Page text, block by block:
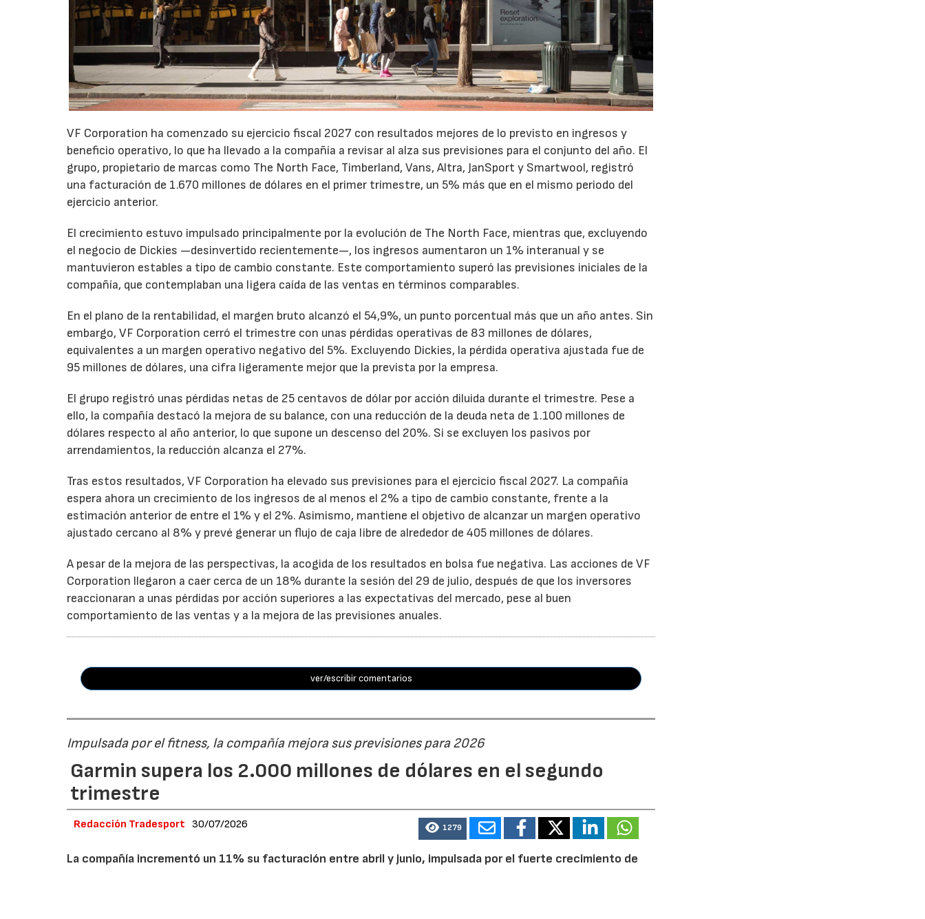
VF Corporation ha comenzado su ejercicio fiscal 2027 con resultados mejores de lo previsto en ingresos y
beneficio operativo, lo que ha llevado a la compañía a revisar al alza sus previsiones para el conjunto del año. El
grupo, propietario de marcas como The North Face, Timberland, Vans, Altra, JanSport y Smartwool, registró
una facturación de 1.670 millones de dólares en el primer trimestre, un 5% más que en el mismo periodo del
ejercicio anterior.
El crecimiento estuvo impulsado principalmente por la evolución de The North Face, mientras que, excluyendo
el negocio de Dickies —desinvertido recientemente—, los ingresos aumentaron un 1% interanual y se
mantuvieron estables a tipo de cambio constante. Este comportamiento superó las previsiones iniciales de la
compañía, que contemplaban una ligera caída de las ventas en términos comparables.
En el plano de la rentabilidad, el margen bruto alcanzó el 54,9%, un punto porcentual más que un año antes. Sin
embargo, VF Corporation cerró el trimestre con unas pérdidas operativas de 83 millones de dólares,
equivalentes a un margen operativo negativo del 5%. Excluyendo Dickies, la pérdida operativa ajustada fue de
95 millones de dólares, una cifra ligeramente mejor que la prevista por la empresa.
El grupo registró unas pérdidas netas de 25 centavos de dólar por acción diluida durante el trimestre. Pese a
ello, la compañía destacó la mejora de su balance, con una reducción de la deuda neta de 1.100 millones de
dólares respecto al año anterior, lo que supone un descenso del 20%. Si se excluyen los pasivos por
arrendamientos, la reducción alcanza el 27%.
Tras estos resultados, VF Corporation ha elevado sus previsiones para el ejercicio fiscal 2027. La compañía
espera ahora un crecimiento de los ingresos de al menos el 2% a tipo de cambio constante, frente a la
estimación anterior de entre el 1% y el 2%. Asimismo, mantiene el objetivo de alcanzar un margen operativo
ajustado cercano al 8% y prevé generar un flujo de caja libre de alrededor de 405 millones de dólares.
A pesar de la mejora de las perspectivas, la acogida de los resultados en bolsa fue negativa. Las acciones de VF
Corporation llegaron a caer cerca de un 18% durante la sesión del 29 de julio, después de que los inversores
reaccionaran a unas pérdidas por acción superiores a las expectativas del mercado, pese al buen
comportamiento de las ventas y a la mejora de las previsiones anuales.
ver/escribir comentarios
Impulsada por el fitness, la compañía mejora sus previsiones para 2026
Garmin supera los 2.000 millones de dólares en el segundo
trimestre
Redacción Tradesport 30/07/2026 1279
La compañía incrementó un 11% su facturación entre abril y junio, impulsada por el fuerte crecimiento de